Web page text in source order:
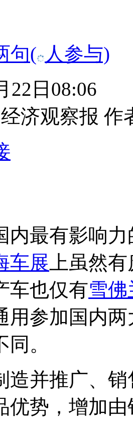
句( 人参与)
22日08:06
经济观察报 作
最有影响力
车展 上虽然
车也仅有雪
用参加国内
。
并推广、销
优势，增加